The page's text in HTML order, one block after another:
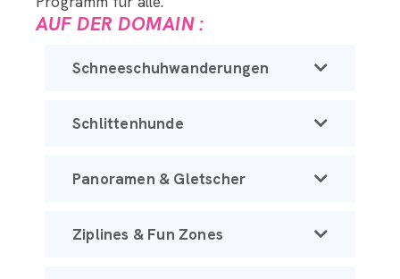
AUF DER DOMAIN :
Schneeschuhwanderungen
Schlittenhunde
Panoramen & Gletscher
Ziplines & Fun Zones